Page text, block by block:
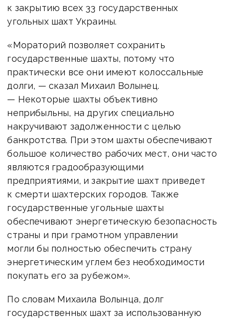
к закрытию всех 33 государственных
угольных шахт Украины.
«Мораторий позволяет сохранить
государственные шахты, потому что
практически все они имеют колоссальные
долги, — сказал Михаил Волынец.
— Некоторые шахты объективно
неприбыльны, на других специально
накручивают задолженности с целью
банкротства. При этом шахты обеспечивают
большое количество рабочих мест, они часто
являются градообразующими
предприятиями, и закрытие шахт приведет
к смерти шахтерских городов. Также
государственные угольные шахты
обеспечивают энергетическую безопасность
страны и при грамотном управлении
могли бы полностью обеспечить страну
энергетическим углем без необходимости
покупать его за рубежом».
По словам Михаила Волынца, долг
государственных шахт за использованную